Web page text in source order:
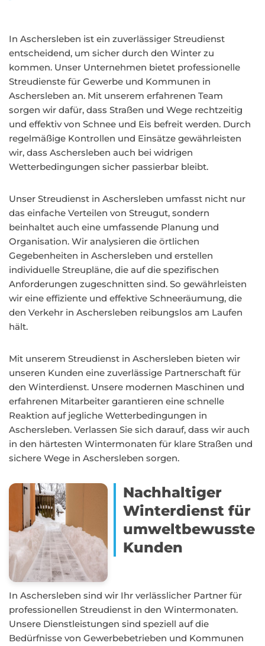
In Aschersleben ist ein zuverlässiger Streudienst
entscheidend, um sicher durch den Winter zu
kommen. Unser Unternehmen bietet professionelle
Streudienste für Gewerbe und Kommunen in
Aschersleben an. Mit unserem erfahrenen Team
sorgen wir dafür, dass Straßen und Wege rechtzeitig
und effektiv von Schnee und Eis befreit werden. Durch
regelmäßige Kontrollen und Einsätze gewährleisten
wir, dass Aschersleben auch bei widrigen
Wetterbedingungen sicher passierbar bleibt.
Unser Streudienst in Aschersleben umfasst nicht nur
das einfache Verteilen von Streugut, sondern
beinhaltet auch eine umfassende Planung und
Organisation. Wir analysieren die örtlichen
Gegebenheiten in Aschersleben und erstellen
individuelle Streupläne, die auf die spezifischen
Anforderungen zugeschnitten sind. So gewährleisten
wir eine effiziente und effektive Schneeräumung, die
den Verkehr in Aschersleben reibungslos am Laufen
hält.
Mit unserem Streudienst in Aschersleben bieten wir
unseren Kunden eine zuverlässige Partnerschaft für
den Winterdienst. Unsere modernen Maschinen und
erfahrenen Mitarbeiter garantieren eine schnelle
Reaktion auf jegliche Wetterbedingungen in
Aschersleben. Verlassen Sie sich darauf, dass wir auch
in den härtesten Wintermonaten für klare Straßen und
sichere Wege in Aschersleben sorgen.
Nachhaltiger
Winterdienst für
umweltbewusste
Kunden
In Aschersleben sind wir Ihr verlässlicher Partner für
professionellen Streudienst in den Wintermonaten.
Unsere Dienstleistungen sind speziell auf die
Bedürfnisse von Gewerbebetrieben und Kommunen